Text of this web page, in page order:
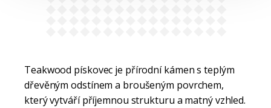
Teakwood pískovec je přírodní kámen s teplým
dřevěným odstínem a broušeným povrchem,
který vytváří příjemnou strukturu a matný vzhled.